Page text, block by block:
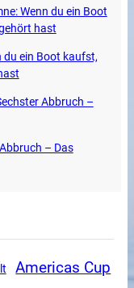
Wenn du ein Boot
hast
du ein Boot kaufst,
Abbruch –
– Das
Americas Cup